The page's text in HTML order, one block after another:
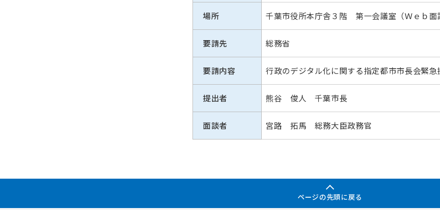
場所 千葉市役所本庁舎３階 第一会議室（Ｗｅｂ面
要請先 総務省
要請内容 行政のデジタル化に関する指定都市市長会緊急
提出者 熊谷 俊人 千葉市長
面談者 宮路 拓馬 総務大臣政務官
ページの先頭に戻る